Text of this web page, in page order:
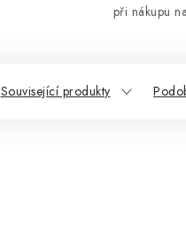
při nákupu
Související produkty